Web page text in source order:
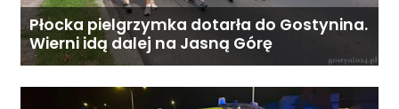
Płocka pielgrzymka dotarła do Gostynina.
Wierni idą dalej na Jasną Górę